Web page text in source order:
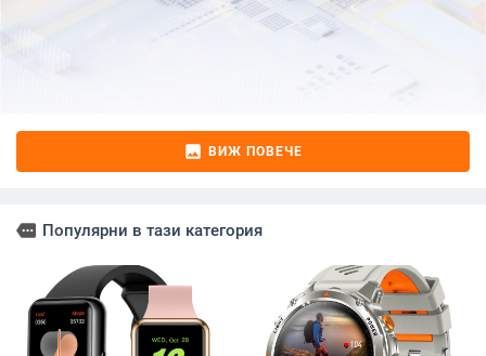
image ВИЖ ПОВЕЧЕ
more Популярни в тази категория